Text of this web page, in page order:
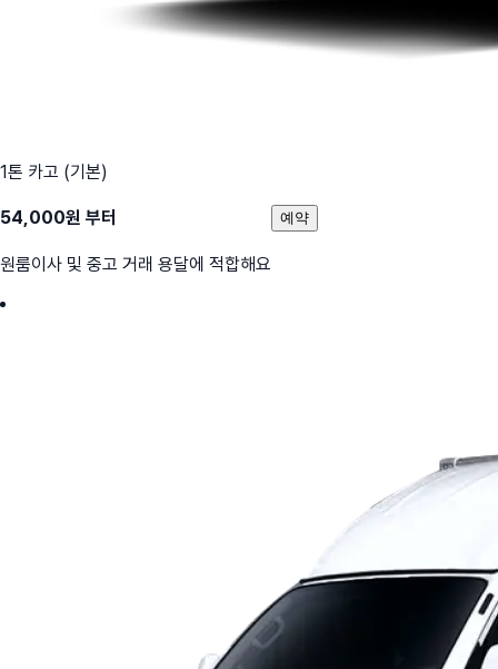
1톤 카고 (기본)
54,000원 부터
원룸이사 및 중고 거래 용달에 적합해요
예약